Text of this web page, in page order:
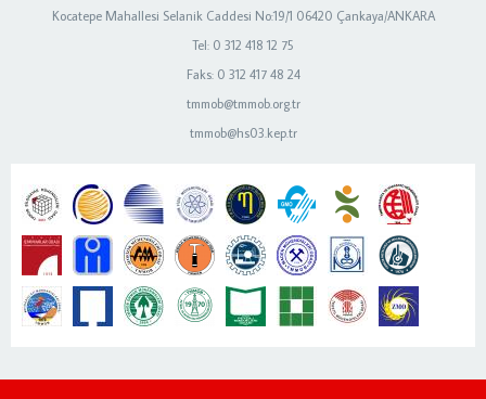
Kocatepe Mahallesi Selanik Caddesi No:19/1 06420 Çankaya/ANKARA
Tel: 0 312 418 12 75
Faks: 0 312 417 48 24
tmmob@tmmob.org.tr
tmmob@hs03.kep.tr